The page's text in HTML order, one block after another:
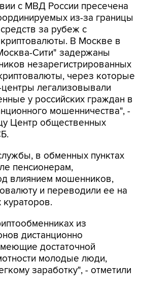
с МВД России пресечена
из-за границы
за рубеж с
В Москве в
Сити" задержаны
незарегистрированных
через которые
легализовывали
у российских граждан в
мошенничества", -
Центр общественных
в обменных пунктах
пенсионерам,
влиянием мошенников,
и переводили ее на
кураторов.
из
дистанционно
достаточной
молодые люди,
заработку", - отметили